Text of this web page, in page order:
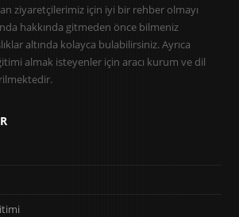
ziyaretçilerimiz için iyi bir rehber olmayı
hakkında gitmeden önce bilmeniz
altında kolayca bulabilirsiniz. Ayrıca
almak isteyenler için aracı kurum ve dil